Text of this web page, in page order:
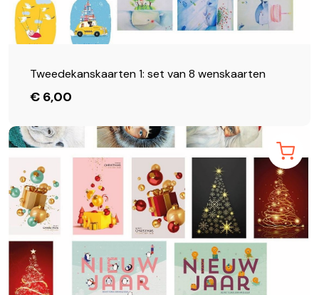
Tweedekanskaarten 1: set van 8 wenskaarten
€ 6,00